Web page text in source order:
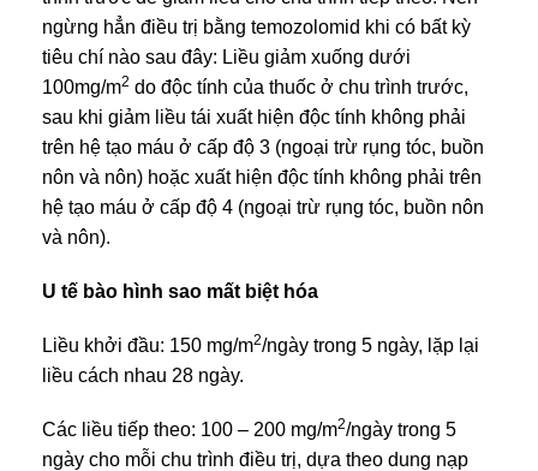
ngừng hẳn điều trị bằng temozolomid khi có bất kỳ
tiêu chí nào sau đây: Liều giảm xuống dưới
100mg/m2 do độc tính của thuốc ở chu trình trước,
sau khi giảm liều tái xuất hiện độc tính không phải
trên hệ tạo máu ở cấp độ 3 (ngoại trừ rụng tóc, buồn
nôn và nôn) hoặc xuất hiện độc tính không phải trên
hệ tạo máu ở cấp độ 4 (ngoại trừ rụng tóc, buồn nôn
và nôn).
U tế bào hình sao mất biệt hóa
Liều khởi đầu: 150 mg/m2/ngày trong 5 ngày, lặp lại
liều cách nhau 28 ngày.
Các liều tiếp theo: 100 – 200 mg/m2/ngày trong 5
ngày cho mỗi chu trình điều trị, dựa theo dung nạp